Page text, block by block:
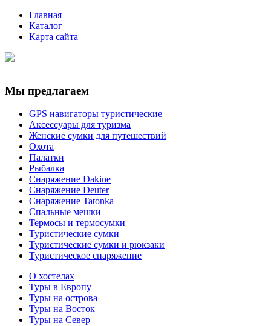
Главная
Каталог
Карта сайта
Мы предлагаем
GPS навигаторы туристические
Аксессуары для туризма
Женские сумки для путешествий
Охота
Палатки
Рыбалка
Снаряжение Dakine
Снаряжение Deuter
Снаряжение Tatonka
Спальные мешки
Термосы и термосумки
Туристические сумки
Туристические сумки и рюкзаки
Туристическое снаряжение
О хостелах
Туры в Европу
Туры на острова
Туры на Восток
Туры на Север